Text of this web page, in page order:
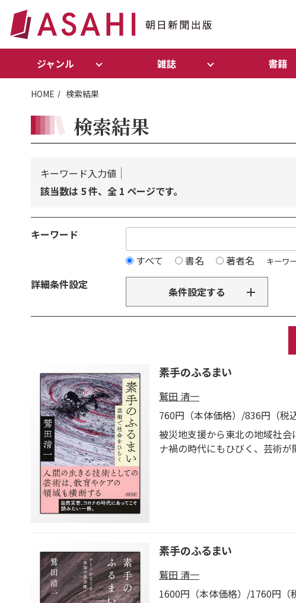
ジャンル 雑誌 書籍
HOME 検索結果
検索結果
キーワード入力値
該当数は 5 件、全 1 ページです。
キーワード
すべて
書名 著者名 キーワ
詳細条件設定
条件設定する
素手のふるまい
鷲田 清一
760円（本体価格）/836円（税
被災地支援から東北の地域社
ナ禍の時代にもひびく、芸術が
素手のふるまい
鷲田 清一
1600円（本体価格）/1760円（